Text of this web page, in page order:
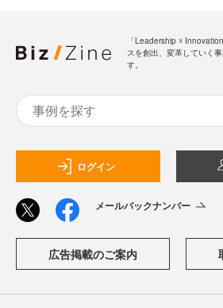
「Leadership ☓
スを創出、変革していく
す。
ログイン
メールバックナンバー
広告掲載のご案内